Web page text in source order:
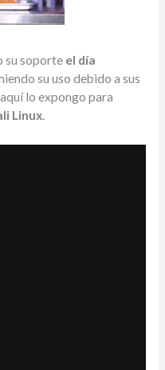
su soporte el día
su uso debido a sus
lo expongo para
Linux.